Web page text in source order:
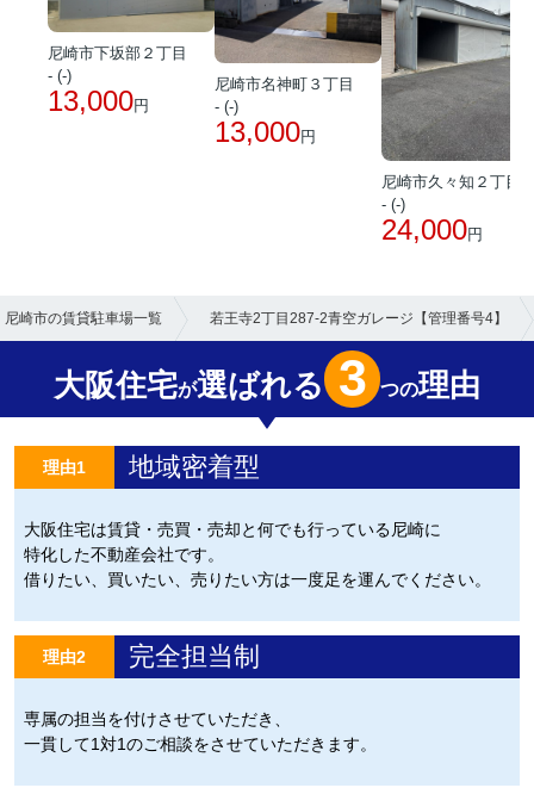
尼崎市下坂部２丁目
- (-)
13,000円
尼崎市名神町３丁目
- (-)
13,000円
尼崎市久々知２丁目
- (-)
24,000円
尼崎市の賃貸駐車場一覧 若王寺2丁目287-2青空ガレージ【管理番号4】
大阪住宅が選ばれる 3 つの理由
理由1 地域密着型
大阪住宅は賃貸・売買・売却と何でも行っている尼崎に
特化した不動産会社です。
借りたい、買いたい、売りたい方は一度足を運んでください。
理由2 完全担当制
専属の担当を付けさせていただき、
一貫して1対1のご相談をさせていただきます。